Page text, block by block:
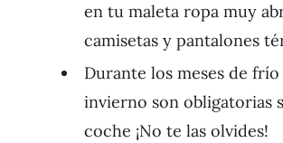
en tu maleta ropa muy
camisetas y pantalones
Durante los meses de frío
invierno son obligatorias
coche ¡No te las olvides!